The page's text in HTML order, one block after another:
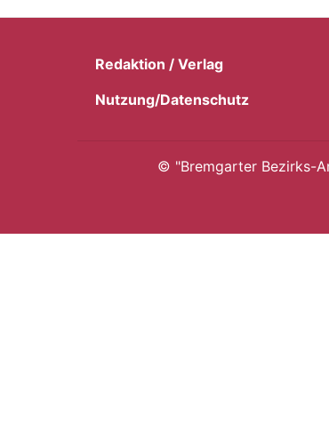
Redaktion / Verlag
Nutzung/Datenschutz
© "Bremgarter Bezirks-